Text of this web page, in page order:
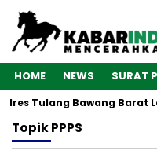
HOME NEWS SURAT
Tulang Bawang Barat
TopikPPPS